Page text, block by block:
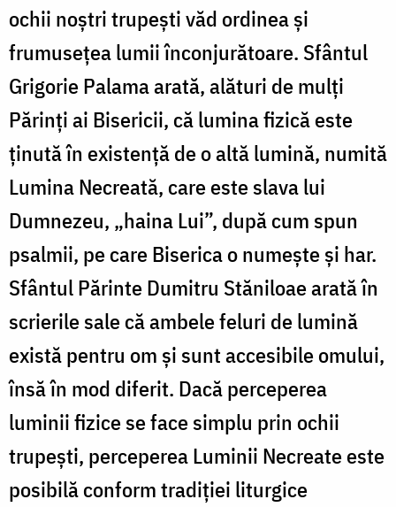
ochii noștri trupești văd ordinea și
frumusețea lumii înconjurătoare. Sfântul
Grigorie Palama arată, alături de mulți
Părinți ai Bisericii, că lumina fizică este
ținută în existență de o altă lumină, numită
Lumina Necreată, care este slava lui
Dumnezeu, „haina Lui”, după cum spun
psalmii, pe care Biserica o numește și har.
Sfântul Părinte Dumitru Stăniloae arată în
scrierile sale că ambele feluri de lumină
există pentru om și sunt accesibile omului,
însă în mod diferit. Dacă perceperea
luminii fizice se face simplu prin ochii
trupești, perceperea Luminii Necreate este
posibilă conform tradiției liturgice